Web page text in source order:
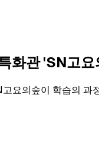
화관 'SN고
요의숲이 학습의